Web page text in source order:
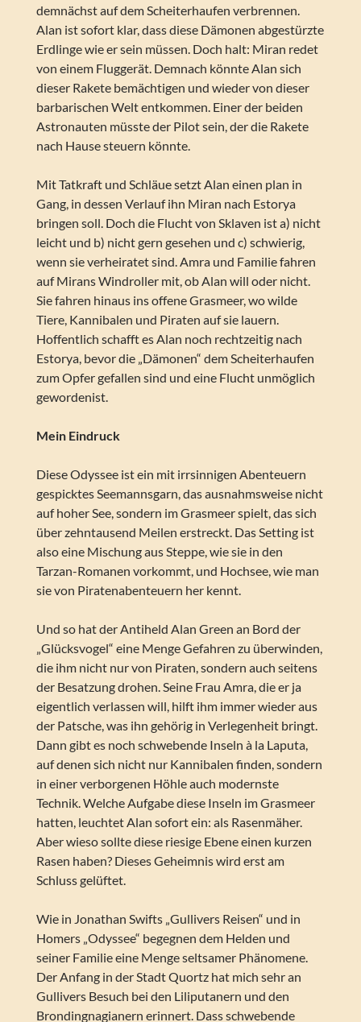
demnächst auf dem Scheiterhaufen verbrennen.
Alan ist sofort klar, dass diese Dämonen abgestürzte
Erdlinge wie er sein müssen. Doch halt: Miran redet
von einem Fluggerät. Demnach könnte Alan sich
dieser Rakete bemächtigen und wieder von dieser
barbarischen Welt entkommen. Einer der beiden
Astronauten müsste der Pilot sein, der die Rakete
nach Hause steuern könnte.
Mit Tatkraft und Schläue setzt Alan einen plan in
Gang, in dessen Verlauf ihn Miran nach Estorya
bringen soll. Doch die Flucht von Sklaven ist a) nicht
leicht und b) nicht gern gesehen und c) schwierig,
wenn sie verheiratet sind. Amra und Familie fahren
auf Mirans Windroller mit, ob Alan will oder nicht.
Sie fahren hinaus ins offene Grasmeer, wo wilde
Tiere, Kannibalen und Piraten auf sie lauern.
Hoffentlich schafft es Alan noch rechtzeitig nach
Estorya, bevor die „Dämonen“ dem Scheiterhaufen
zum Opfer gefallen sind und eine Flucht unmöglich
gewordenist.
Mein Eindruck
Diese Odyssee ist ein mit irrsinnigen Abenteuern
gespicktes Seemannsgarn, das ausnahmsweise nicht
auf hoher See, sondern im Grasmeer spielt, das sich
über zehntausend Meilen erstreckt. Das Setting ist
also eine Mischung aus Steppe, wie sie in den
Tarzan-Romanen vorkommt, und Hochsee, wie man
sie von Piratenabenteuern her kennt.
Und so hat der Antiheld Alan Green an Bord der
„Glücksvogel“ eine Menge Gefahren zu überwinden,
die ihm nicht nur von Piraten, sondern auch seitens
der Besatzung drohen. Seine Frau Amra, die er ja
eigentlich verlassen will, hilft ihm immer wieder aus
der Patsche, was ihn gehörig in Verlegenheit bringt.
Dann gibt es noch schwebende Inseln à la Laputa,
auf denen sich nicht nur Kannibalen finden, sondern
in einer verborgenen Höhle auch modernste
Technik. Welche Aufgabe diese Inseln im Grasmeer
hatten, leuchtet Alan sofort ein: als Rasenmäher.
Aber wieso sollte diese riesige Ebene einen kurzen
Rasen haben? Dieses Geheimnis wird erst am
Schluss gelüftet.
Wie in Jonathan Swifts „Gullivers Reisen“ und in
Homers „Odyssee“ begegnen dem Helden und
seiner Familie eine Menge seltsamer Phänomene.
Der Anfang in der Stadt Quortz hat mich sehr an
Gullivers Besuch bei den Liliputanern und den
Brondingnagianern erinnert. Dass schwebende